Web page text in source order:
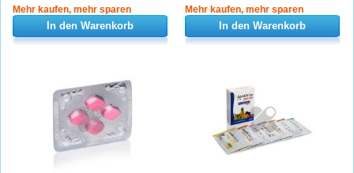
Mehr kaufen, mehr sparen
In den Warenkorb
Mehr kaufen, mehr sparen
In den Warenkorb